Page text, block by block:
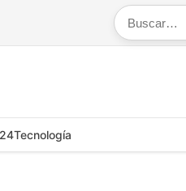
Tecnología